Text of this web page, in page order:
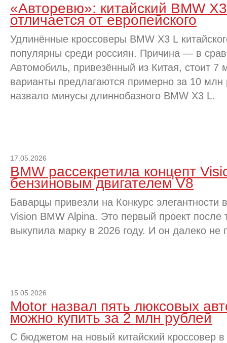
«Авторевю»: китайский BMW
отличается от европейского
Удлинённые кроссоверы BMW X3 L
популярны среди россиян. Причина — в
Автомобиль, привезённый из Китая, стоит 7
варианты предлагаются примерно за 10
назвало минусы длиннобазного BMW X3 L.
17.05.2026
BMW рассекретила концепт
бензиновым двигателем V8
Баварцы привезли на Конкурс элегантности
Vision BMW Alpina. Это первый проект после
выкупила марку в 2026 году. И он далеко не
15.05.2026
Motor назвал пять люксовых
можно купить за 2 млн рублей
С бюджетом на новый китайский кроссовер